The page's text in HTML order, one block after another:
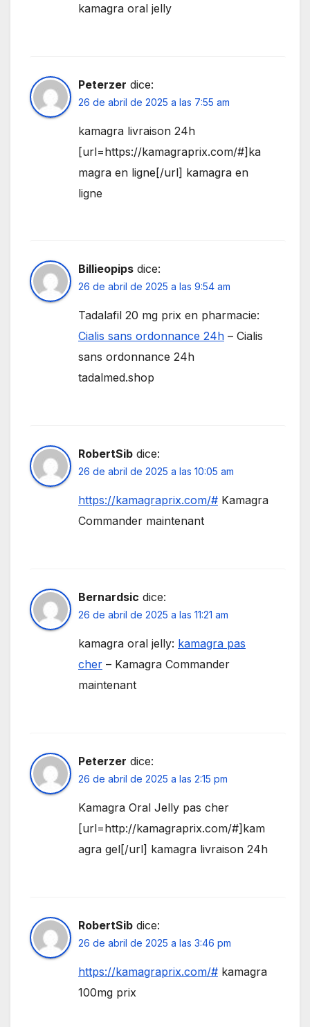
kamagra oral jelly
Peterzer dice:
26 de abril de 2025 a las 7:55 am
kamagra livraison 24h
[url=https://kamagraprix.com/#]ka
magra en ligne[/url] kamagra en
ligne
Billieopips dice:
26 de abril de 2025 a las 9:54 am
Tadalafil 20 mg prix en pharmacie:
Cialis sans ordonnance 24h – Cialis
sans ordonnance 24h
tadalmed.shop
RobertSib dice:
26 de abril de 2025 a las 10:05 am
https://kamagraprix.com/# Kamagra
Commander maintenant
Bernardsic dice:
26 de abril de 2025 a las 11:21 am
kamagra oral jelly: kamagra pas
cher – Kamagra Commander
maintenant
Peterzer dice:
26 de abril de 2025 a las 2:15 pm
Kamagra Oral Jelly pas cher
[url=http://kamagraprix.com/#]kam
agra gel[/url] kamagra livraison 24h
RobertSib dice:
26 de abril de 2025 a las 3:46 pm
https://kamagraprix.com/# kamagra
100mg prix